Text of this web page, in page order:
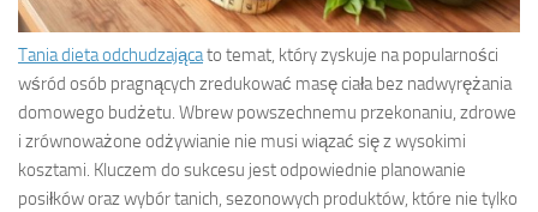
Tania dieta odchudzającato temat, który zyskuje na popularności
wśród osób pragnących zredukować masę ciała bez nadwyrężania
domowego budżetu. Wbrew powszechnemu przekonaniu, zdrowe
i zrównoważone odżywianie nie musi wiązać się z wysokimi
kosztami. Kluczem do sukcesu jest odpowiednie planowanie
posiłków oraz wybór tanich, sezonowych produktów, które nie tylko